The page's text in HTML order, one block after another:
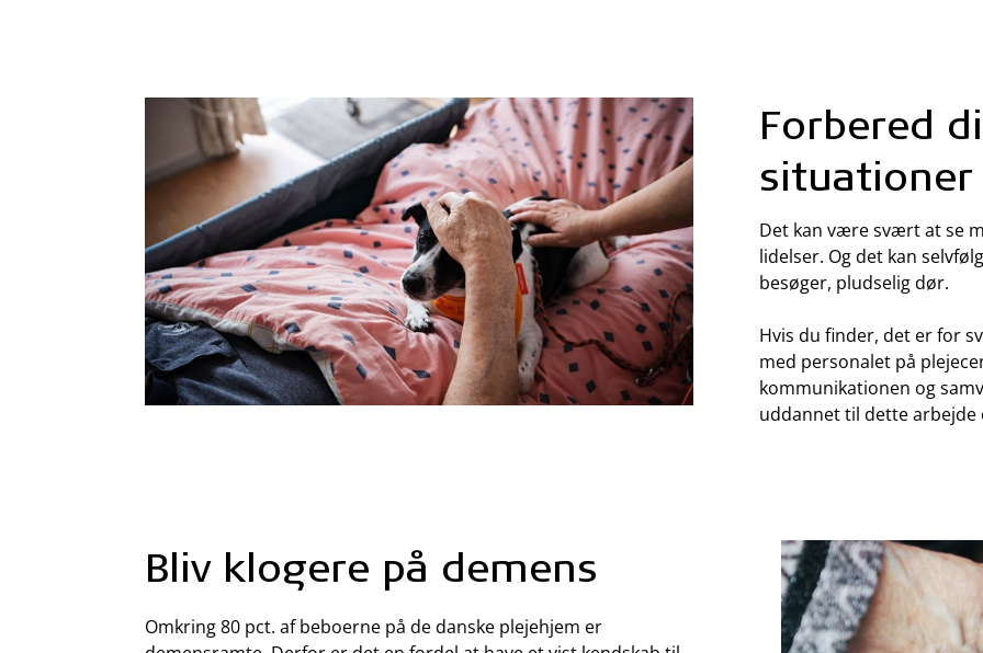
Forbered
situationer
Det kan være svært at se
lidelser. Og det kan
besøger, pludselig dør.
Hvis du finder, det er for
med personalet på
kommunikationen og
uddannet til dette arbejde
Bliv klogere på demens
Omkring 80 pct. af beboerne på de danske plejehjem er